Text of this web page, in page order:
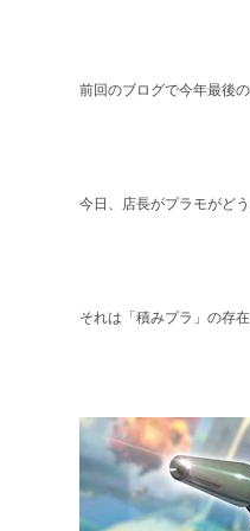
前回のブログで今年最後
今日、店長がプラモがど
それは「積みプラ」の存在